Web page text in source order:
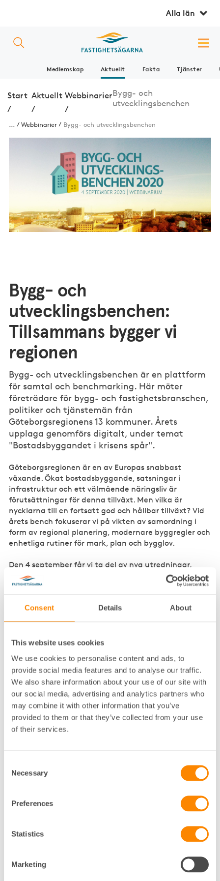
Consent Details About
This website uses cookies
We use cookies to personalise content and ads, to
provide social media features and to analyse our traffic.
We also share information about your use of our site with
our social media, advertising and analytics partners who
may combine it with other information that you’ve
provided to them or that they’ve collected from your use
of their services.
Selection
Necessary
Preferences
Statistics
Marketing
Alla län
Medlemskap Aktuellt Fakta Tjänster
Start
/
Aktuellt
/
Webbinarier
/
Bygg- och
utvecklingsbenchen
... Webbinarier Bygg- och utvecklingsbenchen
Bygg- och
utvecklingsbenchen:
Tillsammans bygger vi
regionen
Bygg- och utvecklingsbenchen är en plattform
för samtal och benchmarking. Här möter
företrädare för bygg- och fastighetsbranschen,
politiker och tjänstemän från
Göteborgsregionens 13 kommuner. Årets
upplaga genomförs digitalt, under temat
"Bostadsbyggandet i krisens spår".
Göteborgsregionen är en av Europas snabbast
växande. Ökat bostadsbyggande, satsningar i
infrastruktur och ett välmående näringsliv är
förutsättningar för denna tillväxt. Men vilka är
nycklarna till en fortsatt god och hållbar tillväxt? Vid
årets bench fokuserar vi på vikten av samordning i
form av regional planering, modernare byggregler och
enhetliga rutiner för mark, plan och bygglov.
Den 4 september får vi ta del av nya utredningar,
inspirerande talare och praktiska exempel som
hjälper oss att i konstruktiva diskussioner komma
effektivare bostadsproduktion.
12
9:00Inledning – Petra Sedelius, Byggföretagen, och
Christina Heikel, Fastighetsägarna
9:10Samverkan regionalt och vad som hänt sedan
9:20Reflektioner kring marknadsläget - Lennart
Paus 5 minuter
samhällsfastigheter - Jens Linderoth, Navet
kommunstyrelsen i Härryda, Hampus Magnusson,